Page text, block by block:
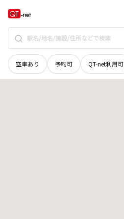
空車あり 予約可 QT-net利用可
奈良県